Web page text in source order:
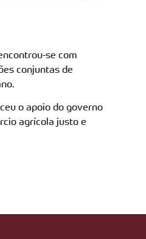
se com
conjuntas de
o apoio do governo
agrícola justo e